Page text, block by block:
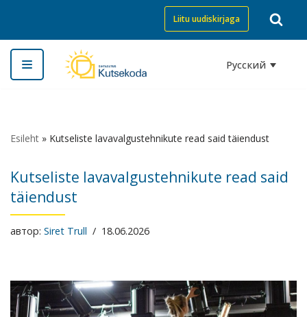
Перейти
к
содержимому
Liitu uudiskirjaga
Русский
Esileht » Kutseliste lavavalgustehnikute read said täiendust
Kutseliste lavavalgustehnikute read said
täiendust
автор: Siret Trull 18.06.2026